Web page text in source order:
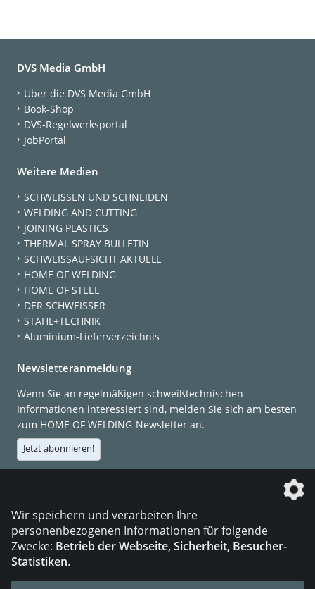
DVS Media GmbH
Über die DVS Media GmbH
Book-Shop
DVS-Regelwerksportal
JobPortal
Weitere Medien
SCHWEISSEN UND SCHNEIDEN
WELDING AND CUTTING
JOINING PLASTICS
THERMAL SPRAY BULLETIN
SCHWEISSAUFSICHT AKTUELL
HOME OF WELDING
HOME OF STEEL
DER SCHWEISSER
STAHL+TECHNIK
Aluminium-Lieferverzeichnis
Newsletteranmeldung
Wenn Sie an regelmäßigen schweißtechnischen
Informationen interessiert sind, melden Sie sich am besten
zum HOME OF WELDING-Newsletter an.
Jetzt abonnieren!
Wir speichern und verarbeiten Ihre
personenbezogenen Informationen für folgende
Zwecke: Betrieb der Webseite, Sicherheit, Besucher-
Statistiken.